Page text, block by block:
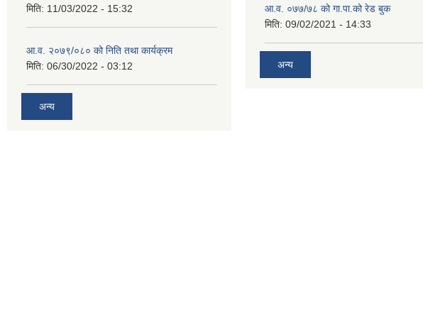
मिति: 11/03/2022 - 15:32
आ.व. २०७९/०८० को निति तथा कार्यक्रम
मिति: 06/30/2022 - 03:12
अन्य
आ.व. ०७७/७८ को गा.पा.को रेड बुक
मिति: 09/02/2021 - 14:33
अन्य